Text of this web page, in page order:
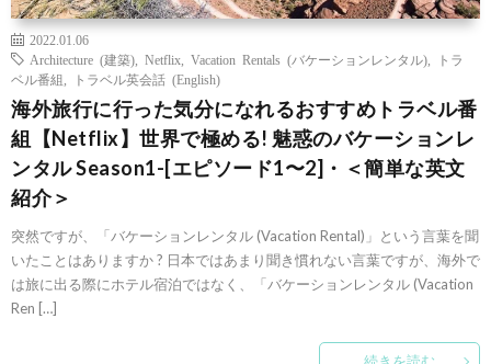
2022.01.06
Architecture (建築)
Netflix Vacation Rentals (バケーションレンタル)
トラ
ベル番組
トラベル英会話 (English)
海外旅行に行った気分になれるおすすめトラベル番
組【Netflix】世界で極める! 魅惑のバケーションレ
ンタル Season1-[エピソード1〜2]・＜簡単な英文
紹介＞
突然ですが、「バケーションレンタル (Vacation Rental)」という言葉を聞
いたことはありますか ? 日本ではあまり聞き慣れない言葉ですが、海外で
は旅に出る際にホテル宿泊ではなく、「バケーションレンタル (Vacation
Ren […]